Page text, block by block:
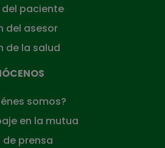
del paciente
del asesor
de la salud
somos?
en la mutua
de prensa